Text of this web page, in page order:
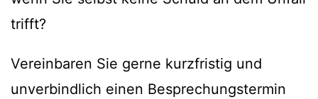
trifft?
Vereinbaren Sie gerne kurzfristig und
unverbindlich einen Besprechungstermin